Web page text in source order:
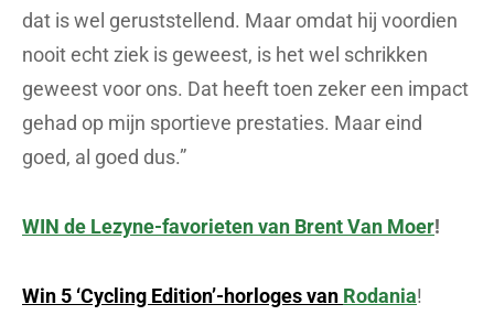
dat is wel geruststellend. Maar omdat hij voordien
nooit echt ziek is geweest, is het wel schrikken
geweest voor ons. Dat heeft toen zeker een impact
gehad op mijn sportieve prestaties. Maar eind
goed, al goed dus.”
WIN de Lezyne-favorieten van Brent Van Moer!
Win 5 ‘Cycling Edition’-horloges van Rodania!